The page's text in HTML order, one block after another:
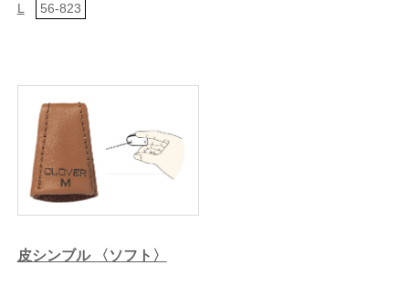
L
56-823
皮シンブル 〈ソフト〉